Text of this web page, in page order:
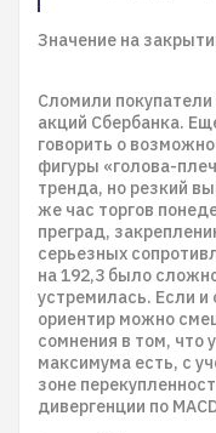
Значение на
Сломили
акций Сбербанка.
говорить о
фигуры «голова-
тренда, но резкий
же час торгов
преград,
серьезных
на 192,3 было
устремилась. Если
ориентир можно
сомнения в том, что
максимума есть, с
зоне
дивергенции по